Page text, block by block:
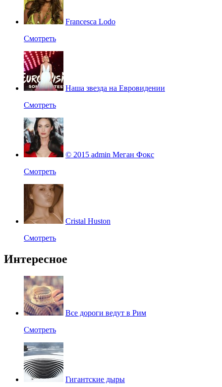
Francesca Lodo
Смотреть
Наша звезда на Евровидении
Смотреть
© 2015 admin Меган Фокс
Смотреть
Cristal Huston
Смотреть
Интересное
Все дороги ведут в Рим
Смотреть
Гигантские дыры